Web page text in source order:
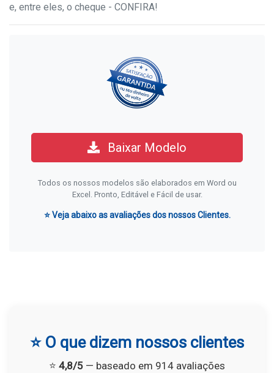
e, entre eles, o cheque - CONFIRA!
Baixar Modelo
Todos os nossos modelos são elaborados em Word ou
Excel. Pronto, Editável e Fácil de usar.
⭐ Veja abaixo as avaliações dos nossos Clientes.
⭐ O que dizem nossos clientes
⭐ 4,8/5 — baseado em 914 avaliações